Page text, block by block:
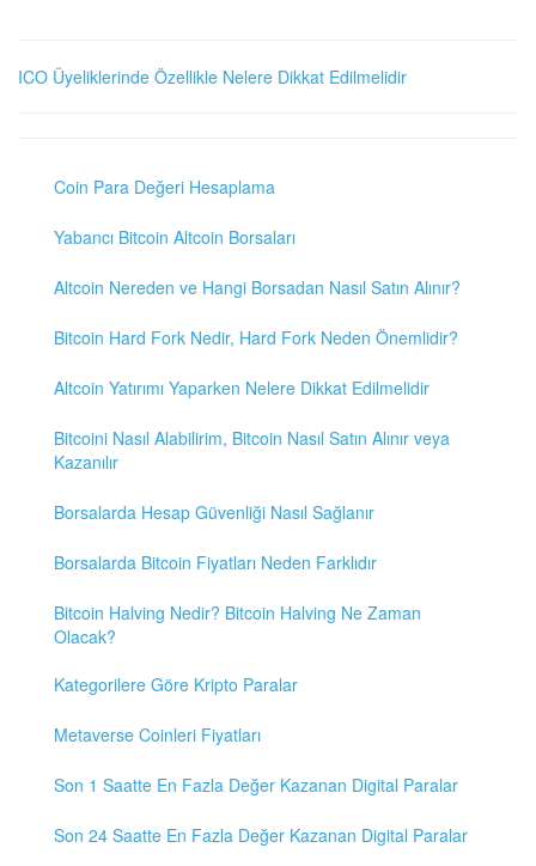
ICO Üyeliklerinde Özellikle Nelere Dikkat Edilmelidir
Coin Para Değeri Hesaplama
Yabancı Bitcoin Altcoin Borsaları
Altcoin Nereden ve Hangi Borsadan Nasıl Satın Alınır?
Bitcoin Hard Fork Nedir, Hard Fork Neden Önemlidir?
Altcoin Yatırımı Yaparken Nelere Dikkat Edilmelidir
Bitcoini Nasıl Alabilirim, Bitcoin Nasıl Satın Alınır veya
Kazanılır
Borsalarda Hesap Güvenliği Nasıl Sağlanır
Borsalarda Bitcoin Fiyatları Neden Farklıdır
Bitcoin Halving Nedir? Bitcoin Halving Ne Zaman
Olacak?
Kategorilere Göre Kripto Paralar
Metaverse Coinleri Fiyatları
Son 1 Saatte En Fazla Değer Kazanan Digital Paralar
Son 24 Saatte En Fazla Değer Kazanan Digital Paralar